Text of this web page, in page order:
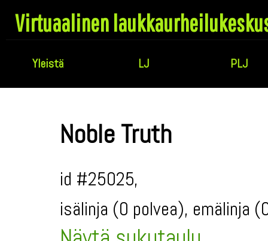
Virtuaalinen
Yleistä LJ PLJ
Noble Truth
id #25025,
isälinja (0 polvea), emälinja